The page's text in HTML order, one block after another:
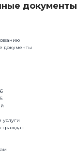
документы
документы
услуги
граждан